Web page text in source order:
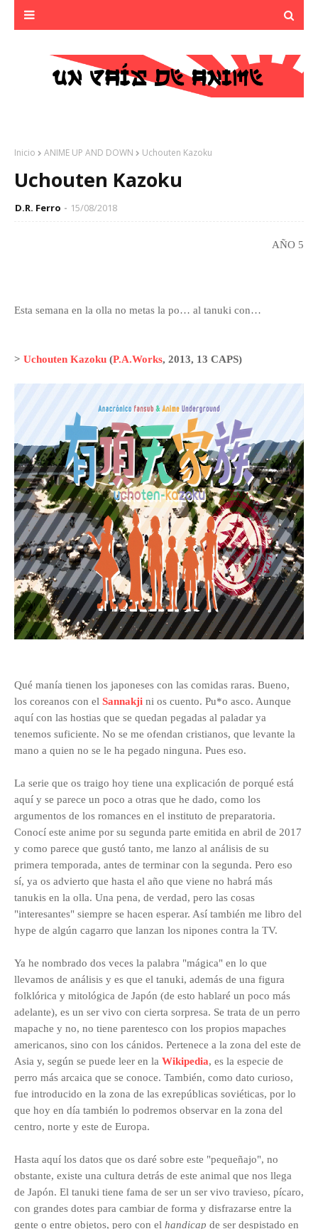
Inicio ANIME UP AND DOWN Uchouten Kazoku
Uchouten Kazoku
D.R. Ferro 15/08/2018
AÑO 5
Esta semana en la olla no metas la po… al tanuki con…
> Uchouten Kazoku (P.A.Works, 2013, 13 CAPS)
Qué manía tienen los japoneses con las comidas raras. Bueno,
los coreanos con el Sannakji ni os cuento. Pu*o asco. Aunque
aquí con las hostias que se quedan pegadas al paladar ya
tenemos suficiente. No se me ofendan cristianos, que levante la
mano a quien no se le ha pegado ninguna. Pues eso.
La serie que os traigo hoy tiene una explicación de porqué está
aquí y se parece un poco a otras que he dado, como los
argumentos de los romances en el instituto de preparatoria.
Conocí este anime por su segunda parte emitida en abril de 2017
y como parece que gustó tanto, me lanzo al análisis de su
primera temporada, antes de terminar con la segunda. Pero eso
sí, ya os advierto que hasta el año que viene no habrá más
tanukis en la olla. Una pena, de verdad, pero las cosas
"interesantes" siempre se hacen esperar. Así también me libro del
hype de algún cagarro que lanzan los nipones contra la TV.
Ya he nombrado dos veces la palabra "mágica" en lo que
llevamos de análisis y es que el tanuki, además de una figura
folklórica y mitológica de Japón (de esto hablaré un poco más
adelante), es un ser vivo con cierta sorpresa. Se trata de un perro
mapache y no, no tiene parentesco con los propios mapaches
americanos, sino con los cánidos. Pertenece a la zona del este de
Asia y, según se puede leer en la Wikipedia, es la especie de
perro más arcaica que se conoce. También, como dato curioso,
fue introducido en la zona de las exrepúblicas soviéticas, por lo
que hoy en día también lo podremos observar en la zona del
centro, norte y este de Europa.
Hasta aquí los datos que os daré sobre este "pequeñajo", no
obstante, existe una cultura detrás de este animal que nos llega
de Japón. El tanuki tiene fama de ser un ser vivo travieso, pícaro,
con grandes dotes para cambiar de forma y disfrazarse entre la
gente o entre objetos, pero con el handicap de ser despistado en